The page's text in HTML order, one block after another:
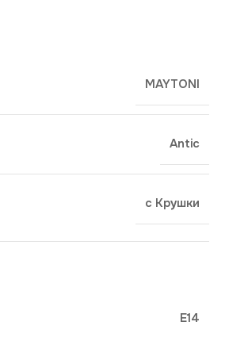
MAYTONI
Antic
с Крушки
E14